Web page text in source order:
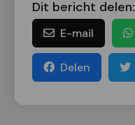
Dit bericht delen:
E-mail
Delen